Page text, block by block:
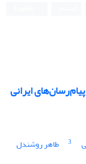
ایرانی
3
طاهر روشندل